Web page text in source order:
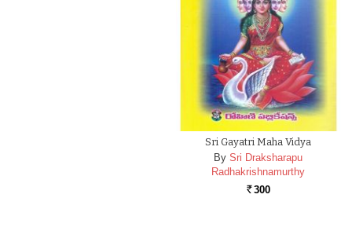
Sri Gayatri Maha Vidya
By Sri Draksharapu
Radhakrishnamurthy
Rs. 300